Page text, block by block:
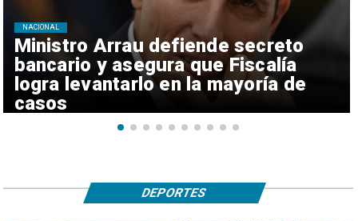
Ministro Arrau defiende secreto
bancario y asegura que Fiscalía
logra levantarlo en la mayoría de
casos
NACIONAL
DEPORTES